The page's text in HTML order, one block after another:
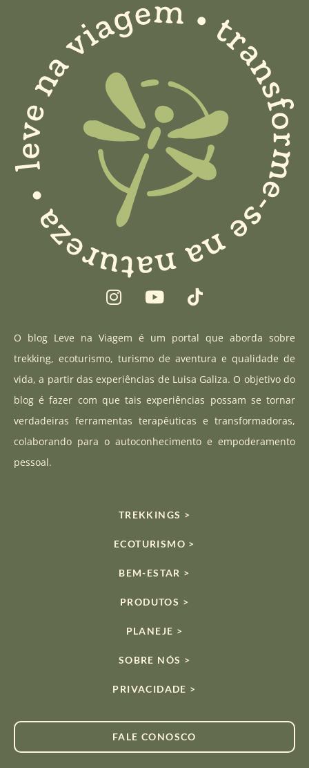
I
n
t
a
g
a
m
Y
o
t
u
b
T
i
t
o
k
O blog Leve na Viagem é um portal que aborda sobre
trekking, ecoturismo, turismo de aventura e qualidade de
vida, a partir das experiências de Luisa Galiza. O objetivo do
blog é fazer com que tais experiências possam se tornar
verdadeiras ferramentas terapêuticas e transformadoras,
colaborando para o autoconhecimento e empoderamento
pessoal.
TREKKINGS >
ECOTURISMO >
BEM-ESTAR >
PRODUTOS >
PLANEJE >
SOBRE NÓS >
PRIVACIDADE >
FALE CONOSCO